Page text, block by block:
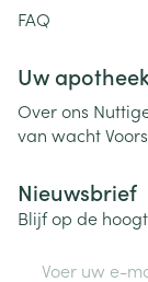
FAQ
Uw apotheek
Over ons
van wacht
Nieuwsbrief
Blijf op de